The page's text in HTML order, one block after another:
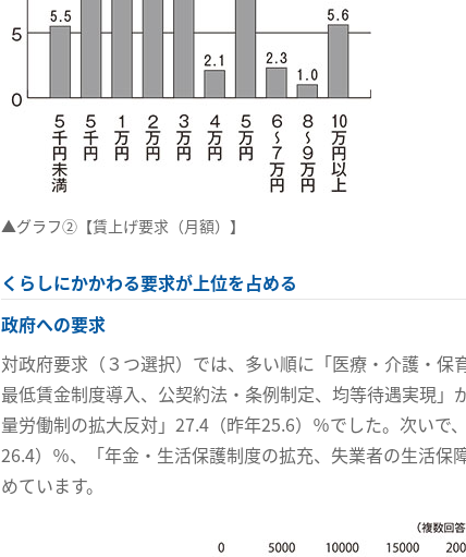
▲グラフ②【賃上げ要求（月額）】
くらしにかかわる要求が上位を占める
政府への要求
対政府要求（３つ選択）では、多い順に「医療・介護・
最低賃金制度導入、公契約法・条例制定、均等待遇実現
量労働制の拡大反対」27.4（昨年25.6）％でした。次い
26.4）％、「年金・生活保護制度の拡充、失業者の生活
めています。